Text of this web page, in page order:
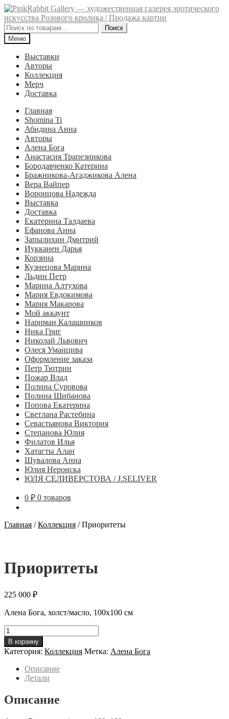
Перейти
к
навигации
Перейти
к
содержимому
Искать:
Поиск
Меню
Выставки
Авторы
Коллекция
Мерч
Доставка
Главная
Shomina Ti
Абидина Анна
Авторы
Алена Бога
Анастасия Трапезникова
Бородавченко Катерина
Бражникова-Агаджикова Алена
Вера Вайпер
Воронцова Надежда
Выставка
Доставка
Екатерина Талдаева
Ефанова Анна
Запылихин Дмитрий
Иукканен Дарья
Корзина
Кузнецова Марина
Льдин Петр
Марина Алтухова
Мария Евдокимова
Мария Макарова
Мой аккаунт
Нариман Калашников
Ника Григ
Николай Львович
Олеся Уманцива
Оформление заказа
Петр Тютрин
Пожар Влад
Полина Суровова
Полина Шибанова
Попова Екатерина
Светлана Растебина
Севастьянова Виктория
Степанова Юлия
Филатов Илья
Хатагты Алан
Шувалова Анна
Юлия Неронска
ЮЛЯ СЕЛИВЕРСТОВА / J.SELIVER
0 ₽ 0 товаров
Главная /Коллекция /Приоритеты
Приоритеты
225 000 ₽
Алена Бога, холст/масло, 100х100 см
Количество
товара
Приоритеты
В корзину
Категория: Коллекция Метка: Алена Бога
Описание
Детали
Описание